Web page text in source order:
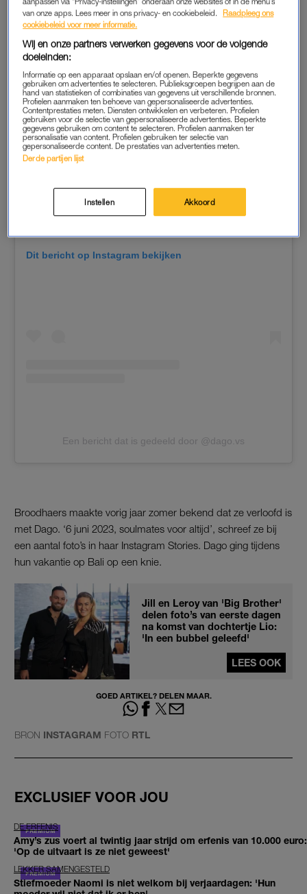
Dit bericht op Instagram bekijken
Een bericht dat is gedeeld door @dago.vs
Broodhaers maakte vorig jaar zomer bekend dat ze verloofd is
met Dago. ‘6 juni 2023, soulmates voor altijd’, schreef ze bij
een aantal foto’s in haar Instagram Stories. Dago ging tijdens
hun vakantie op Bali op een knie.
Jill en Leroy van 'Big Brother'
delen foto’s van eerste dagen
na komst van dochtertje Lio:
'In een bubbel geleefd'
LEES OOK
GOED ARTIKEL? DELEN MAAR.
BRON INSTAGRAM FOTO RTL
EXCLUSIEF VOOR JOU
DE ERFENIS
Amy’s zus voert al twintig jaar strijd om erfenis van 10.000 euro:
'Op de uitvaart is ze niet geweest'
LEKKER SAMENGESTELD
Stiefmoeder Naomi is niet welkom bij verjaardagen: 'Hun
van onze apps. Lees meer in ons privacy- en cookiebeleid.
Raadpleeg ons
cookiebeleid voor meer informatie.
Wij en onze partners verwerken gegevens voor de volgende
doeleinden:
Informatie op een apparaat opslaan en/of openen. Beperkte gegevens
gebruiken om advertenties te selecteren. Publieksgroepen begrijpen aan de
hand van statistieken of combinaties van gegevens uit verschillende bronnen.
Profielen aanmaken ten behoeve van gepersonaliseerde advertenties.
Contentprestaties meten. Diensten ontwikkelen en verbeteren. Profielen
gebruiken voor de selectie van gepersonaliseerde advertenties. Beperkte
gegevens gebruiken om content te selecteren. Profielen aanmaken ter
personalisatie van content. Profielen gebruiken ter selectie van
gepersonaliseerde content. De prestaties van advertenties meten.
Derde partijen lijst
Instellen Akkoord